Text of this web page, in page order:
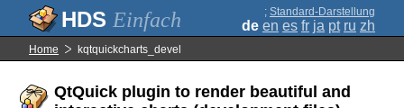
Einfach ; Standard-Darstellung
de en es fr ja pt ru zh
Home kqtquickcharts_devel
QtQuick plugin to render beautiful and